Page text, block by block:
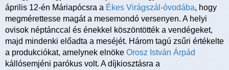
április 12-én Máriapócsra a Ékes Virágszál-óvodába, hogy
megmérettesse magát a mesemondó versenyen. A helyi
ovisok néptánccal és énekkel köszöntötték a vendégeket,
majd mindenki előadta a meséjét. Három tagú zsűri értékelte
a produkciókat, amelynek elnöke Orosz István Árpád
kállósemjéni parókus volt. A díjkiosztásra a